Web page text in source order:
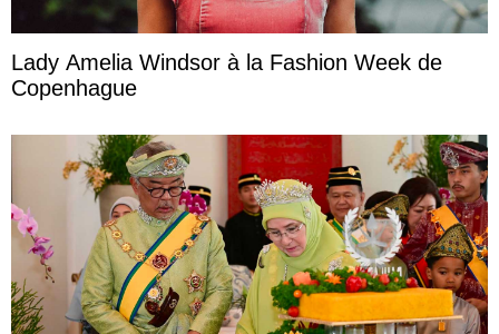
Lady Amelia Windsor à la Fashion Week de
Copenhague